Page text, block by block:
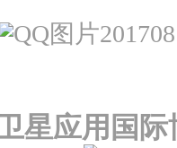
星应用国